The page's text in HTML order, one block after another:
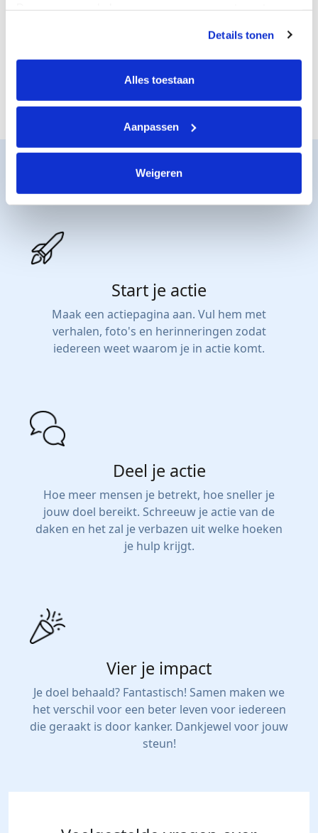
tonen. Je kunt je toestemming op elk moment wijzigen of
intrekken via Cookie instellingen onderaan de pagina. De
lijst met cookies is te vinden in het tabblad “details”.
Details tonen
Alles toestaan
Aanpassen
Weigeren
De juiste steun
Nieuwe
Zo werkt het
Start je actie
Maak een actiepagina aan. Vul hem met
verhalen, foto's en herinneringen zodat
iedereen weet waarom je in actie komt.
Deel je actie
Hoe meer mensen je betrekt, hoe sneller je
jouw doel bereikt. Schreeuw je actie van de
daken en het zal je verbazen uit welke hoeken
je hulp krijgt.
Vier je impact
Je doel behaald? Fantastisch! Samen maken we
het verschil voor een beter leven voor iedereen
die geraakt is door kanker. Dankjewel voor jouw
steun!